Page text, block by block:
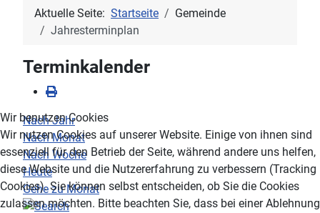
Aktuelle Seite: Startseite
Gemeinde
Jahresterminplan
Terminkalender
Nach Jahr
Nach Monat
Nach Woche
Heute
Gehe zu Monat
Wir benutzen Cookies
Wir nutzen Cookies auf unserer Website. Einige von ihnen sind
essenziell für den Betrieb der Seite, während andere uns helfen,
diese Website und die Nutzererfahrung zu verbessern (Tracking
Cookies). Sie können selbst entscheiden, ob Sie die Cookies
zulassen möchten. Bitte beachten Sie, dass bei einer Ablehnung